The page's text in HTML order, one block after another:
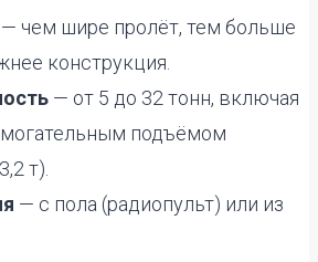
— чем шире пролёт, тем больше
конструкция.
— от 5 до 32 тонн, включая
подъёмом
т).
— с пола (радиопульт) или из